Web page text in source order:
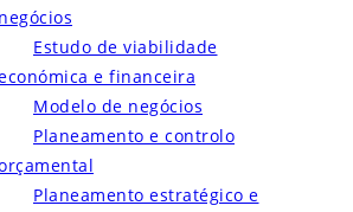
negócios
Estudo de viabilidade
e financeira
Modelo de negócios
Planeamento e controlo
Planeamento estratégico e